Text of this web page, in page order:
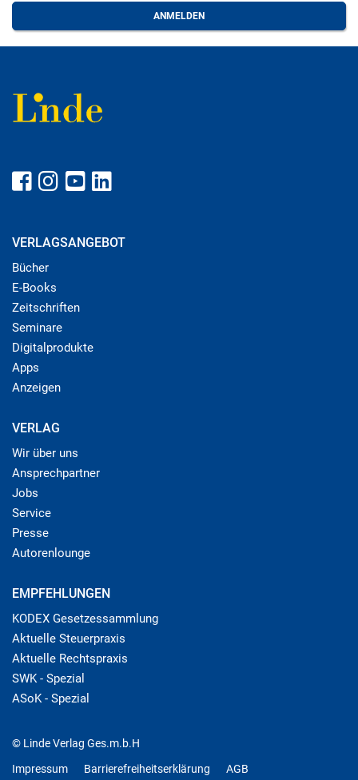
VERLAGSANGEBOT
Bücher
E-Books
Zeitschriften
Seminare
Digitalprodukte
Apps
Anzeigen
VERLAG
Wir über uns
Ansprechpartner
Jobs
Service
Presse
Autorenlounge
EMPFEHLUNGEN
KODEX Gesetzessammlung
Aktuelle Steuerpraxis
Aktuelle Rechtspraxis
SWK - Spezial
ASoK - Spezial
© Linde Verlag Ges.m.b.H
Impressum
Barrierefreiheitserklärung AGB